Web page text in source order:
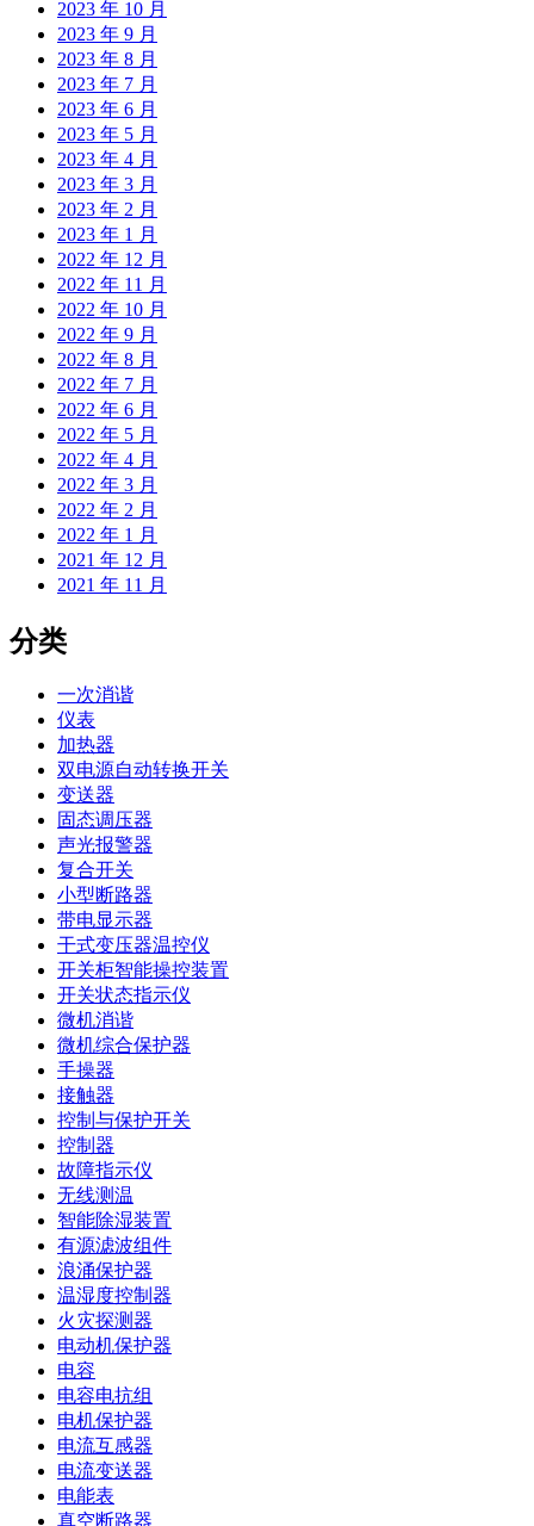
2023 年 10 月
2023 年 9 月
2023 年 8 月
2023 年 7 月
2023 年 6 月
2023 年 5 月
2023 年 4 月
2023 年 3 月
2023 年 2 月
2023 年 1 月
2022 年 12 月
2022 年 11 月
2022 年 10 月
2022 年 9 月
2022 年 8 月
2022 年 7 月
2022 年 6 月
2022 年 5 月
2022 年 4 月
2022 年 3 月
2022 年 2 月
2022 年 1 月
2021 年 12 月
2021 年 11 月
分类
一次消谐
仪表
加热器
双电源自动转换开关
变送器
固态调压器
声光报警器
复合开关
小型断路器
带电显示器
干式变压器温控仪
开关柜智能操控装置
开关状态指示仪
微机消谐
微机综合保护器
手操器
接触器
控制与保护开关
控制器
故障指示仪
无线测温
智能除湿装置
有源滤波组件
浪涌保护器
温湿度控制器
火灾探测器
电动机保护器
电容
电容电抗组
电机保护器
电流互感器
电流变送器
电能表
真空断路器